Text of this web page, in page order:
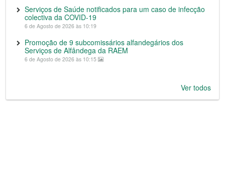
Serviços de Saúde notificados para um caso de infecção
colectiva da COVID-19
6 de Agosto de 2026 às 10:19
Promoção de 9 subcomissários alfandegários dos
Serviços de Alfândega da RAEM
6 de Agosto de 2026 às 10:15
Ver todos